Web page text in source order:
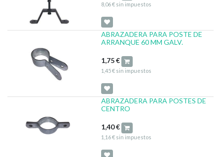
8,06€ sin impuestos
ABRAZADERA PARA POSTE DE
ARRANQUE 60 MM GALV.
1,75€
1,45€ sin impuestos
ABRAZADERA PARA POSTES DE
CENTRO
1,40€
1,16€ sin impuestos